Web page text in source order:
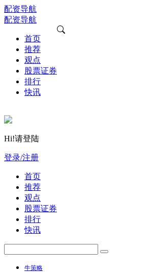
配资导航
配资导航
首页
推荐
观点
股票证券
排行
快讯
Hi!请登陆
登录/注册
首页
推荐
观点
股票证券
排行
快讯
牛策略